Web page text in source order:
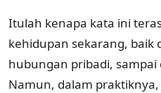
Itulah kenapa kata ini
kehidupan sekarang, baik
hubungan pribadi, sampai
Namun, dalam